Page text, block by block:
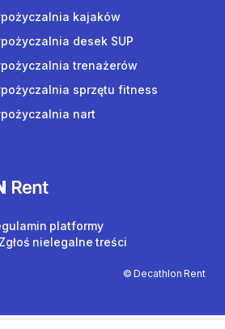
kajaków
desek SUP
trenażerów
sprzętu fitness
nart
© Decathlon Rent
platformy
Zgłoś nielegalne treści